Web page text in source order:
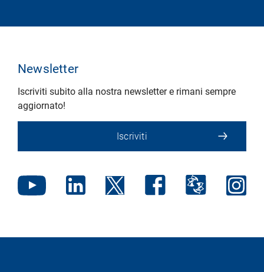
Newsletter
Iscriviti subito alla nostra newsletter e rimani sempre
aggiornato!
Iscriviti